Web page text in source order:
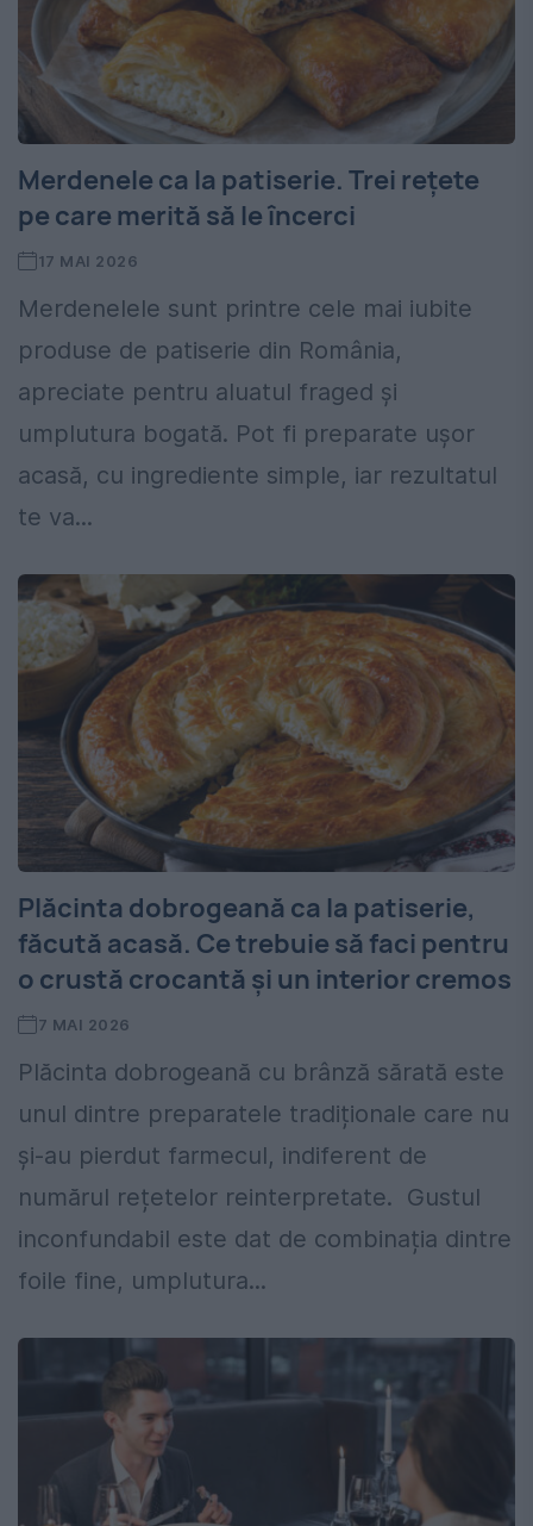
Merdenele ca la patiserie. Trei rețete
pe care merită să le încerci
17 MAI 2026
Merdenelele sunt printre cele mai iubite
produse de patiserie din România,
apreciate pentru aluatul fraged și
umplutura bogată. Pot fi preparate ușor
acasă, cu ingrediente simple, iar rezultatul
te va...
Plăcinta dobrogeană ca la patiserie,
făcută acasă. Ce trebuie să faci pentru
o crustă crocantă și un interior cremos
7 MAI 2026
Plăcinta dobrogeană cu brânză sărată este
unul dintre preparatele tradiționale care nu
și-au pierdut farmecul, indiferent de
numărul rețetelor reinterpretate. Gustul
inconfundabil este dat de combinația dintre
foile fine, umplutura...